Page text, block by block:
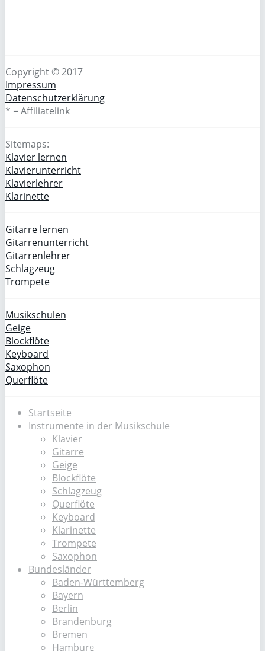
Copyright © 2017
Impressum
Datenschutzerklärung
* = Affiliatelink
Sitemaps:
Klavier lernen
Klavierunterricht
Klavierlehrer
Klarinette
Gitarre lernen
Gitarrenunterricht
Gitarrenlehrer
Schlagzeug
Trompete
Musikschulen
Geige
Blockflöte
Keyboard
Saxophon
Querflöte
Startseite
Instrumente in der Musikschule
Klavier
Gitarre
Geige
Blockflöte
Schlagzeug
Querflöte
Keyboard
Klarinette
Trompete
Saxophon
Bundesländer
Baden-Württemberg
Bayern
Berlin
Brandenburg
Bremen
Hamburg